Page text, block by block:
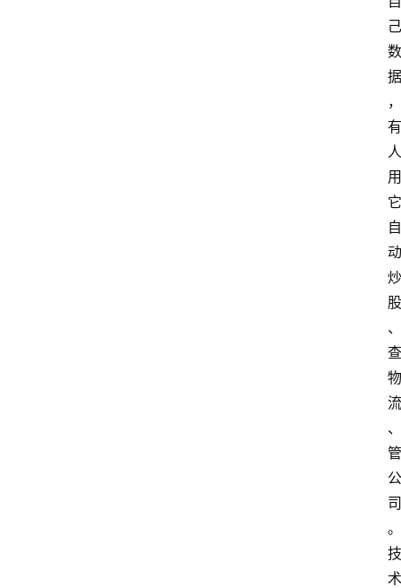
己
数
据
，
有
人
用
它
自
动
炒
股
、
查
物
流
、
管
公
司
。
技
术